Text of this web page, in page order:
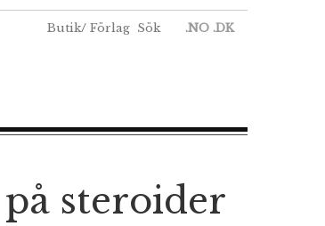
Butik/ Förlag Sök .NO .DK
steroider